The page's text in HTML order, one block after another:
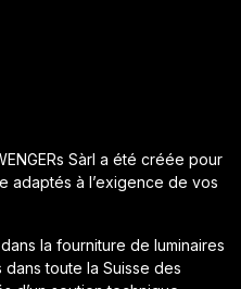
Sàrl a été créée pour
adaptés à l’exigence de vos
la fourniture de luminaires
toute la Suisse des